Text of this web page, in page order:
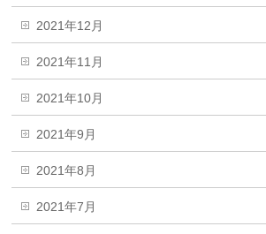
2021年12月
2021年11月
2021年10月
2021年9月
2021年8月
2021年7月